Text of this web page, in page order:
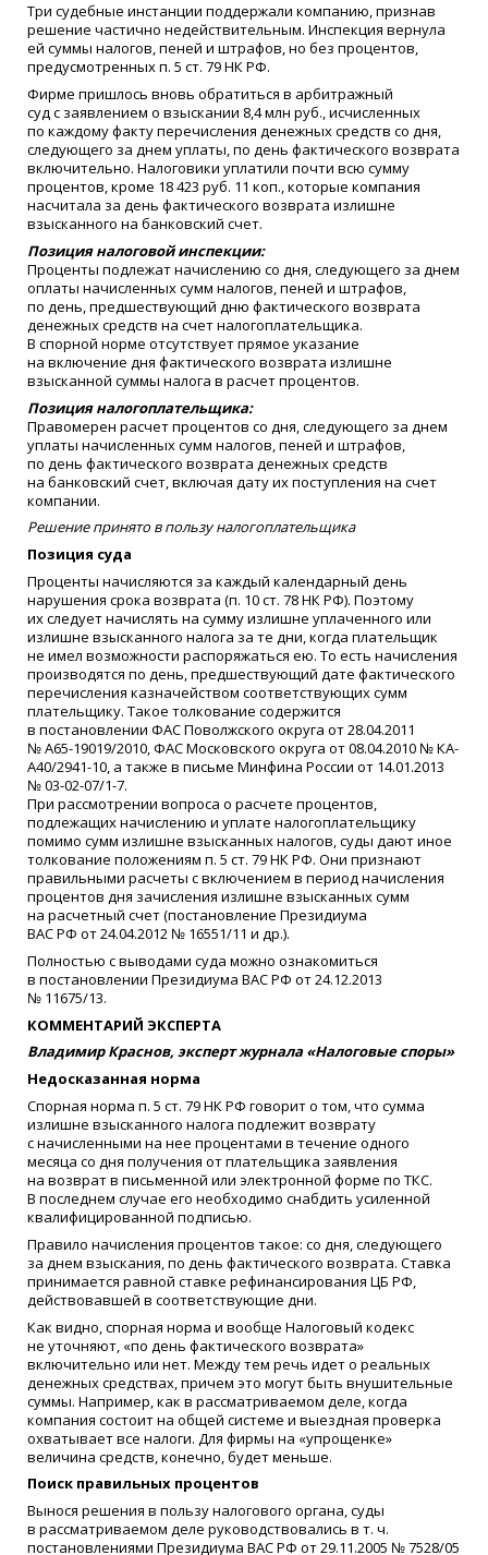
Три судебные инстанции поддержали компанию, признав
решение частично недействительным. Инспекция вернула
ей суммы налогов, пеней и штрафов, но без процентов,
предусмотренных п. 5 ст. 79 НК РФ.
Фирме пришлось вновь обратиться в арбитражный
суд с заявлением о взыскании 8,4 млн руб., исчисленных
по каждому факту перечисления денежных средств со дня,
следующего за днем уплаты, по день фактического возврата
включительно. Налоговики уплатили почти всю сумму
процентов, кроме 18 423 руб. 11 коп., которые компания
насчитала за день фактического возврата излишне
взысканного на банковский счет.
Позиция налоговой инспекции:
Проценты подлежат начислению со дня, следующего за днем
оплаты начисленных сумм налогов, пеней и штрафов,
по день, предшествующий дню фактического возврата
денежных средств на счет налогоплательщика.
В спорной норме отсутствует прямое указание
на включение дня фактического возврата излишне
взысканной суммы налога в расчет процентов.
Позиция налогоплательщика:
Правомерен расчет процентов со дня, следующего за днем
уплаты начисленных сумм налогов, пеней и штрафов,
по день фактического возврата денежных средств
на банковский счет, включая дату их поступления на счет
компании.
Решение принято в пользу налогоплательщика
Позиция суда
Проценты начисляются за каждый календарный день
нарушения срока возврата (п. 10 ст. 78 НК РФ). Поэтому
их следует начислять на сумму излишне уплаченного или
излишне взысканного налога за те дни, когда плательщик
не имел возможности распоряжаться ею. То есть начисления
производятся по день, предшествующий дате фактического
перечисления казначейством соответствующих сумм
плательщику. Такое толкование содержится
в постановлении ФАС Поволжского округа от 28.04.2011
№ А65-19019/2010, ФАС Московского округа от 08.04.2010 № КА-
А40/2941-10, а также в письме Минфина России от 14.01.2013
№ 03-02-07/1-7.
При рассмотрении вопроса о расчете процентов,
подлежащих начислению и уплате налогоплательщику
помимо сумм излишне взысканных налогов, суды дают иное
толкование положениям п. 5 ст. 79 НК РФ. Они признают
правильными расчеты с включением в период начисления
процентов дня зачисления излишне взысканных сумм
на расчетный счет(постановление Президиума
ВАС РФ от 24.04.2012 № 16551/11 и др.).
Полностью с выводами суда можно ознакомиться
в постановлении Президиума ВАС РФ от 24.12.2013
№ 11675/13.
КОММЕНТАРИЙ ЭКСПЕРТА
Владимир Краснов, эксперт журнала «Налоговые споры»
Недосказанная норма
Спорная норма п. 5 ст. 79 НК РФ говорит о том, что сумма
излишне взысканного налога подлежит возврату
с начисленными на нее процентами в течение одного
месяца со дня получения от плательщика заявления
на возврат в письменной или электронной форме по ТКС.
В последнем случае его необходимо снабдить усиленной
квалифицированной подписью.
Правило начисления процентов такое: со дня, следующего
за днем взыскания, по день фактического возврата. Ставка
принимается равной ставке рефинансирования ЦБ РФ,
действовавшей в соответствующие дни.
Как видно, спорная норма и вообще Налоговый кодекс
не уточняют, «по день фактического возврата»
включительно или нет. Между тем речь идет о реальных
денежных средствах, причем это могут быть внушительные
суммы. Например, как в рассматриваемом деле, когда
компания состоит на общей системе и выездная проверка
охватывает все налоги. Для фирмы на «упрощенке»
величина средств, конечно, будет меньше.
Поиск правильных процентов
Вынося решения в пользу налогового органа, суды
в рассматриваемом деле руководствовались в т. ч.
постановлениями Президиума ВАС РФ от 29.11.2005 № 7528/05